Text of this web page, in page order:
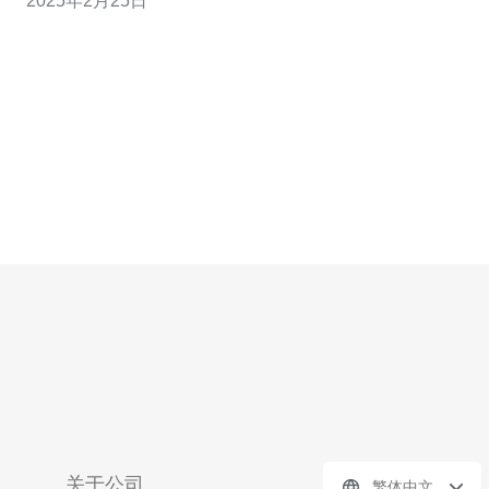
的网络连接，因此成为了许多企业和个人选择托管站点的
关于公司